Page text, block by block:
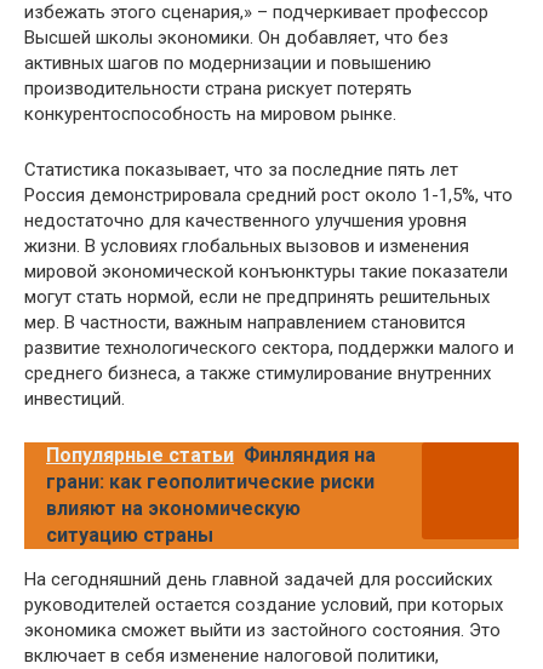
избежать этого сценария,» – подчеркивает профессор
Высшей школы экономики. Он добавляет, что без
активных шагов по модернизации и повышению
производительности страна рискует потерять
конкурентоспособность на мировом рынке.
Статистика показывает, что за последние пять лет
Россия демонстрировала средний рост около 1-1,5%, что
недостаточно для качественного улучшения уровня
жизни. В условиях глобальных вызовов и изменения
мировой экономической конъюнктуры такие показатели
могут стать нормой, если не предпринять решительных
мер. В частности, важным направлением становится
развитие технологического сектора, поддержки малого и
среднего бизнеса, а также стимулирование внутренних
инвестиций.
Популярные статьи Финляндия на
грани: как геополитические риски
влияют на экономическую
ситуацию страны
На сегодняшний день главной задачей для российских
руководителей остается создание условий, при которых
экономика сможет выйти из застойного состояния. Это
включает в себя изменение налоговой политики,